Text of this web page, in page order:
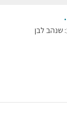
: שנהב לבן